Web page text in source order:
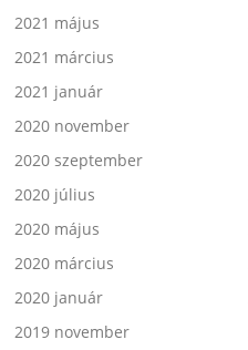
2021 május
2021 március
2021 január
2020 november
2020 szeptember
2020 július
2020 május
2020 március
2020 január
2019 november